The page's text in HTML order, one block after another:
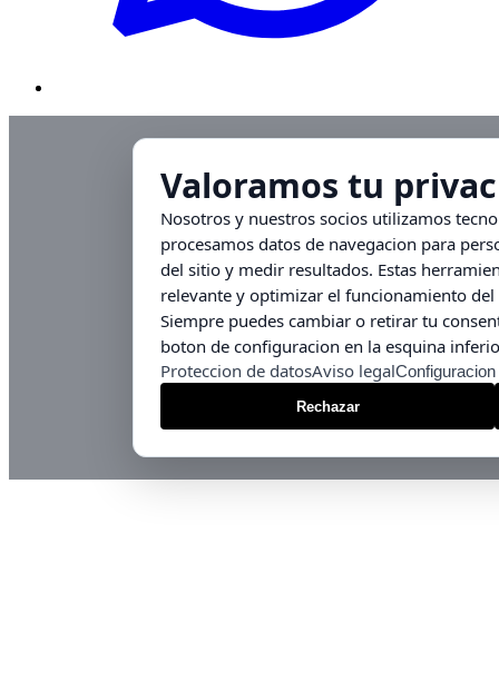
Valoramos tu
Nosotros y nuestros socios utilizamos
procesamos datos de navegacion para
del sitio y medir resultados. Estas
relevante y optimizar el funcionamiento
Siempre puedes cambiar o retirar tu
boton de configuracion en la esquina
Proteccion de datosAviso legal
Rechazar